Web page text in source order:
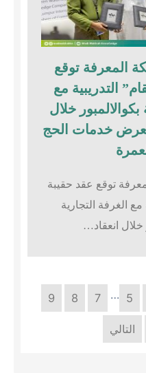
المعرفة توقع
التدريبية مع
بكوالالمبور خلال
خدمات الحج
توقع عقد حقيبة
مع الغرفة التجارية
خلال انعقاد…
5
…
7
8
9
التالي